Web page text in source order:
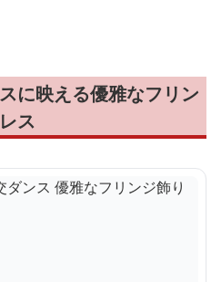
に映える優雅なフリン
ス